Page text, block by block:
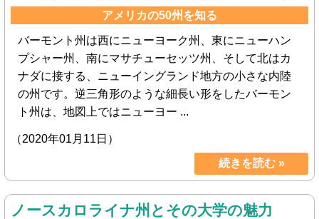
アメリカの50州を知る
バーモント州は西にニューヨーク州、東にニューハン
プシャー州、南にマサチューセッツ州、そして北はカ
ナダに接する、ニューイングランド地方の小さな内陸
の州です。逆三角形のような細長い形をしたバーモン
ト州は、地図上ではニューヨー ...
（2020年01月11日）
続きを読む »
ノースカロライナ州とその大学の魅力